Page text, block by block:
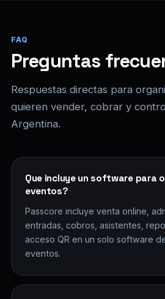
FAQ
Preguntas
Respuestas directas para
quieren vender, cobrar y
Argentina.
Que incluye un software para
eventos?
Passcore incluye venta online,
entradas, cobros, asistentes,
acceso QR en un solo software
eventos.